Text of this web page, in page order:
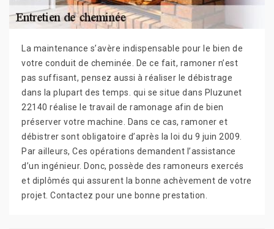
La maintenance s’avère indispensable pour le bien de
votre conduit de cheminée. De ce fait, ramoner n’est
pas suffisant, pensez aussi à réaliser le débistrage
dans la plupart des temps. qui se situe dans Pluzunet
22140 réalise le travail de ramonage afin de bien
préserver votre machine. Dans ce cas, ramoner et
débistrer sont obligatoire d’après la loi du 9 juin 2009.
Par ailleurs, Ces opérations demandent l’assistance
d’un ingénieur. Donc, possède des ramoneurs exercés
et diplômés qui assurent la bonne achèvement de votre
projet. Contactez pour une bonne prestation.